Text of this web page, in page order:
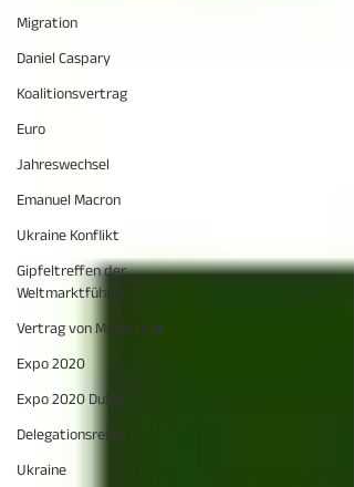
Migration
Daniel Caspary
Koalitionsvertrag
Euro
Jahreswechsel
Emanuel Macron
Ukraine Konflikt
Gipfeltreffen der
Weltmarktführer
Vertrag von Maastricht
Expo 2020
Expo 2020 Dubai
Delegationsreise
Ukraine